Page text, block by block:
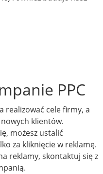
PPC
realizować cele firmy, a
klientów.
możesz ustalić
za kliknięcie w reklamę.
reklamy, skontaktuj się z